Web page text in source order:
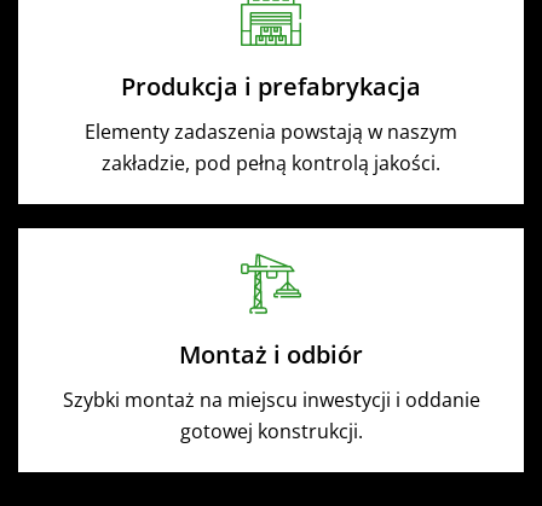
Produkcja i prefabrykacja
Elementy zadaszenia powstają w naszym
zakładzie, pod pełną kontrolą jakości.
Montaż i odbiór
Szybki montaż na miejscu inwestycji i oddanie
gotowej konstrukcji.